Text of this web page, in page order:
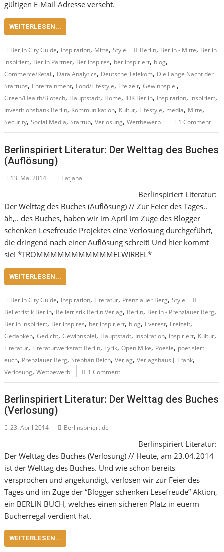
gültigen E-Mail-Adresse verseht.
WEITERLESEN...
Berlin City Guide, Inspiration, Mitte,Style Berlin, Berlin - Mitte, Berlin
inspiriert, Berlin Partner, Berlinspires, berlinspiriert, blog,
Commerce/Retail, Data Analytics, Deutsche Telekom, Die Lange Nacht der
Startups, Entertainment, Food/Lifestyle, Freizeit,Gewinnspiel,
Green/Health/Biotech, Hauptstadt, Home, IHK Berlin, Inspiration, inspiriert,
Investitionsbank Berlin, Kommunikation, Kultur, Lifestyle, media, Mitte,
Security,Social Media,Startup,Verlosung,Wettbewerb 1 Comment
Berlinspiriert Literatur: Der Welttag des Buches
(Auflösung)
13. Mai 2014 Tatjana
Berlinspiriert Literatur:
Der Welttag des Buches (Auflösung) // Zur Feier des Tages..
äh,.. des Buches, haben wir im April im Zuge des Blogger
schenken Lesefreude Projektes eine Verlosung durchgeführt,
die dringend nach einer Auflösung schreit! Und hier kommt
sie! *TROMMMMMMMMMMMELWIRBEL*
WEITERLESEN...
Berlin City Guide, Inspiration, Literatur, Prenzlauer Berg,Style
Belletristik Berlin, Belletristik Berlin Verlag, Berlin, Berlin - Prenzlauer Berg,
Berlin inspiriert, Berlinspires, berlinspiriert, blog, Everest, Freizeit,
Gedanken,Gedicht,Gewinnspiel, Hauptstadt, Inspiration, inspiriert, Kultur,
Literatur, Literaturwerkstatt Berlin, Lyrik,Open Mike, Poesie, poetisiert
euch, Prenzlauer Berg,Stephan Reich,Verlag,Verlagshaus J. Frank,
Verlosung,Wettbewerb 1 Comment
Berlinspiriert Literatur: Der Welttag des Buches
(Verlosung)
23. April 2014 Berlinspiriert.de
Berlinspiriert Literatur:
Der Welttag des Buches (Verlosung) // Heute, am 23.04.2014
ist der Welttag des Buches. Und wie schon bereits
versprochen und angekündigt, verlosen wir zur Feier des
Tages und im Zuge der “Blogger schenken Lesefreude” Aktion,
ein BERLIN BUCH, welches einen sicheren Platz in euerm
Bücherregal verdient hat.
WEITERLESEN...